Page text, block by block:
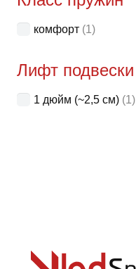
комфорт (1)
Лифт подвески
1 дюйм (~2,5 см) (1)